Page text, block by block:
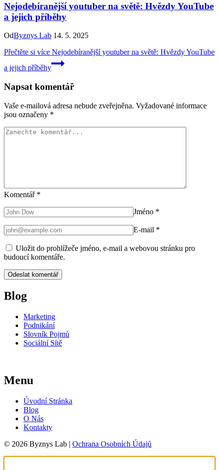
Nejodebíranější youtuber na světě: Hvězdy YouTube
a jejich příběhy
OdByznys Lab 14. 5. 2025
Přečtěte si více Nejodebíranější youtuber na světě: Hvězdy YouTube
a jejich příběhy
Napsat komentář
Vaše e-mailová adresa nebude zveřejněna. Vyžadované informace
jsou označeny *
Komentář *
Jméno *
E-mail *
Uložit do prohlížeče jméno, e-mail a webovou stránku pro
budoucí komentáře.
Blog
Marketing
Podnikání
Slovník Pojmů
Sociální Sítě
Menu
Úvodní Stránka
Blog
O Nás
Kontakty
© 2026 Byznys Lab | Ochrana Osobních Údajů